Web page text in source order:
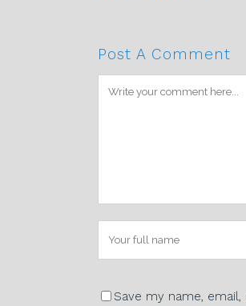
Post A Comment
Save my name,